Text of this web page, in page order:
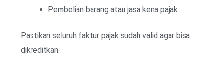
Pembelian barang atau jasa kena pajak
Pastikan seluruh faktur pajak sudah valid agar bisa
dikreditkan.